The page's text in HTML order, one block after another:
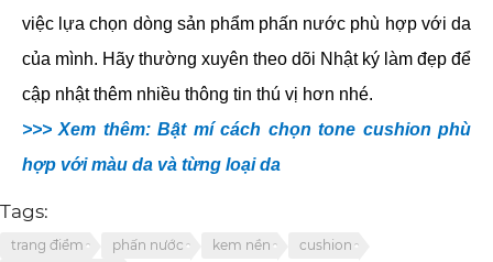
việc lựa chọn dòng sản phẩm phấn nước phù hợp với da
của mình. Hãy thường xuyên theo dõi Nhật ký làm đẹp để
cập nhật thêm nhiều thông tin thú vị hơn nhé.
>>> Xem thêm: Bật mí cách chọn tone cushion phù
hợp với màu da và từng loại da
Tags:
trang điểm phấn nước kem nền cushion